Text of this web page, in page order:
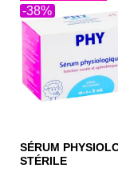
-38%
SÉRUM
STÉRILE